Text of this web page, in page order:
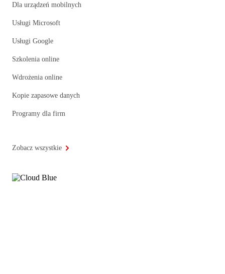
Dla urządzeń mobilnych
Usługi Microsoft
Usługi Google
Szkolenia online
Wdrożenia online
Kopie zapasowe danych
Programy dla firm
Zobacz wszystkie